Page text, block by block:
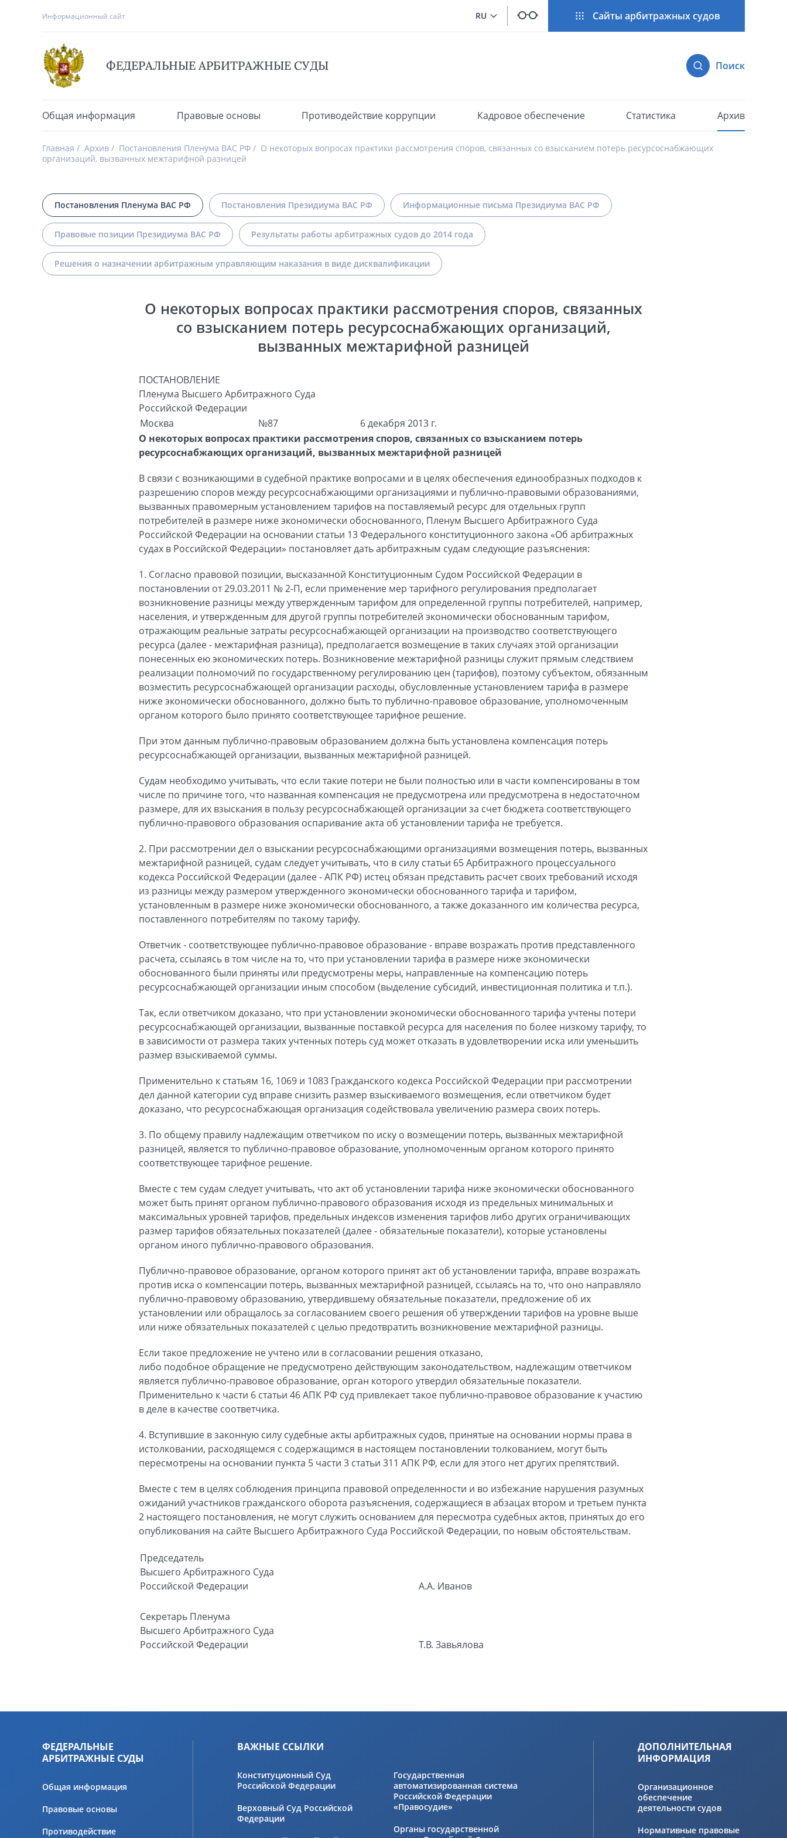
Информационный сайт RU Сайты арбитражных судов
ФЕДЕРАЛЬНЫЕ АРБИТРАЖНЫЕ СУДЫ Поиск
Общая информация Правовые основы Противодействие коррупции Кадровое обеспечение Статистика Архив
Главная Архив Постановления Пленума ВАС РФ
О некоторых вопросах практики рассмотрения споров, связанных со взысканием потерь ресурсоснабжающих
организаций, вызванных межтарифной разницей
Постановления Пленума ВАС РФ Постановления Президиума ВАС РФ Информационные письма Президиума ВАС РФ
Правовые позиции Президиума ВАС РФ Результаты работы арбитражных судов до 2014 года
Решения о назначении арбитражным управляющим наказания в виде дисквалификации
О некоторых вопросах практики рассмотрения споров, связанных
со взысканием потерь ресурсоснабжающих организаций,
вызванных межтарифной разницей
ПОСТАНОВЛЕНИЕ
Пленума Высшего Арбитражного Суда
Российской Федерации
Москва
№87
6 декабря 2013 г.
О некоторых вопросах практики рассмотрения споров, связанных со взысканием потерь
ресурсоснабжающих организаций, вызванных межтарифной разницей
В связи с возникающими в судебной практике вопросами и в целях обеспечения единообразных подходов к
разрешению споров между ресурсоснабжающими организациями и публично-правовыми образованиями,
вызванных правомерным установлением тарифов на поставляемый ресурс для отдельных групп
потребителей в размере ниже экономически обоснованного, Пленум Высшего Арбитражного Суда
Российской Федерации на основании статьи 13 Федерального конституционного закона «Об арбитражных
судах в Российской Федерации» постановляет дать арбитражным судам следующие разъяснения:
1. Согласно правовой позиции, высказанной Конституционным Судом Российской Федерации в
постановлении от 29.03.2011 № 2-П, если применение мер тарифного регулирования предполагает
возникновение разницы между утвержденным тарифом для определенной группы потребителей, например,
населения, и утвержденным для другой группы потребителей экономически обоснованным тарифом,
отражающим реальные затраты ресурсоснабжающей организации на производство соответствующего
ресурса (далее - межтарифная разница), предполагается возмещение в таких случаях этой организации
понесенных ею экономических потерь. Возникновение межтарифной разницы служит прямым следствием
реализации полномочий по государственному регулированию цен (тарифов), поэтому субъектом, обязанным
возместить ресурсоснабжающей организации расходы, обусловленные установлением тарифа в размере
ниже экономически обоснованного, должно быть то публично-правовое образование, уполномоченным
органом которого было принято соответствующее тарифное решение.
При этом данным публично-правовым образованием должна быть установлена компенсация потерь
ресурсоснабжающей организации, вызванных межтарифной разницей.
Судам необходимо учитывать, что если такие потери не были полностью или в части компенсированы в том
числе по причине того, что названная компенсация не предусмотрена или предусмотрена в недостаточном
размере, для их взыскания в пользу ресурсоснабжающей организации за счет бюджета соответствующего
публично-правового образования оспаривание акта об установлении тарифа не требуется.
2. При рассмотрении дел о взыскании ресурсоснабжающими организациями возмещения потерь, вызванных
межтарифной разницей, судам следует учитывать, что в силу статьи 65 Арбитражного процессуального
кодекса Российской Федерации (далее - АПК РФ) истец обязан представить расчет своих требований исходя
из разницы между размером утвержденного экономически обоснованного тарифа и тарифом,
установленным в размере ниже экономически обоснованного, а также доказанного им количества ресурса,
поставленного потребителям по такому тарифу.
Ответчик - соответствующее публично-правовое образование - вправе возражать против представленного
расчета, ссылаясь в том числе на то, что при установлении тарифа в размере ниже экономически
обоснованного были приняты или предусмотрены меры, направленные на компенсацию потерь
ресурсоснабжающей организации иным способом (выделение субсидий, инвестиционная политика и т.п.).
Так, если ответчиком доказано, что при установлении экономически обоснованного тарифа учтены потери
ресурсоснабжающей организации, вызванные поставкой ресурса для населения по более низкому тарифу, то
в зависимости от размера таких учтенных потерь суд может отказать в удовлетворении иска или уменьшить
размер взыскиваемой суммы.
Применительно к статьям 16, 1069 и 1083 Гражданского кодекса Российской Федерации при рассмотрении
дел данной категории суд вправе снизить размер взыскиваемого возмещения, если ответчиком будет
доказано, что ресурсоснабжающая организация содействовала увеличению размера своих потерь.
3. По общему правилу надлежащим ответчиком по иску о возмещении потерь, вызванных межтарифной
разницей, является то публично-правовое образование, уполномоченным органом которого принято
соответствующее тарифное решение.
Вместе с тем судам следует учитывать, что акт об установлении тарифа ниже экономически обоснованного
может быть принят органом публично-правового образования исходя из предельных минимальных и
максимальных уровней тарифов, предельных индексов изменения тарифов либо других ограничивающих
размер тарифов обязательных показателей (далее - обязательные показатели), которые установлены
органом иного публично-правового образования.
Публично-правовое образование, органом которого принят акт об установлении тарифа, вправе возражать
против иска о компенсации потерь, вызванных межтарифной разницей, ссылаясь на то, что оно направляло
публично-правовому образованию, утвердившему обязательные показатели, предложение об их
установлении или обращалось за согласованием своего решения об утверждении тарифов на уровне выше
или ниже обязательных показателей с целью предотвратить возникновение межтарифной разницы.
Если такое предложение не учтено или в согласовании решения отказано,
либо подобное обращение не предусмотрено действующим законодательством, надлежащим ответчиком
является публично-правовое образование, орган которого утвердил обязательные показатели.
Применительно к части 6 статьи 46 АПК РФ суд привлекает такое публично-правовое образование к участию
в деле в качестве соответчика.
4. Вступившие в законную силу судебные акты арбитражных судов, принятые на основании нормы права в
истолковании, расходящемся с содержащимся в настоящем постановлении толкованием, могут быть
пересмотрены на основании пункта 5 части 3 статьи 311 АПК РФ, если для этого нет других препятствий.
Вместе с тем в целях соблюдения принципа правовой определенности и во избежание нарушения разумных
ожиданий участников гражданского оборота разъяснения, содержащиеся в абзацах втором и третьем пункта
2 настоящего постановления, не могут служить основанием для пересмотра судебных актов, принятых до его
опубликования на сайте Высшего Арбитражного Суда Российской Федерации, по новым обстоятельствам.
Председатель
Высшего Арбитражного Суда
Российской Федерации
А.А. Иванов
Секретарь Пленума
Высшего Арбитражного Суда
Российской Федерации
Т.В. Завьялова
ФЕДЕРАЛЬНЫЕ
АРБИТРАЖНЫЕ СУДЫ
Общая информация
Правовые основы
Противодействие
ВАЖНЫЕ ССЫЛКИ
Конституционный Суд
Российской Федерации
Верховный Суд Российской
Федерации
Государственная
автоматизированная система
Российской Федерации
«Правосудие»
Органы государственной
ДОПОЛНИТЕЛЬНАЯ
ИНФОРМАЦИЯ
Организационное
обеспечение
деятельности судов
Нормативные правовые